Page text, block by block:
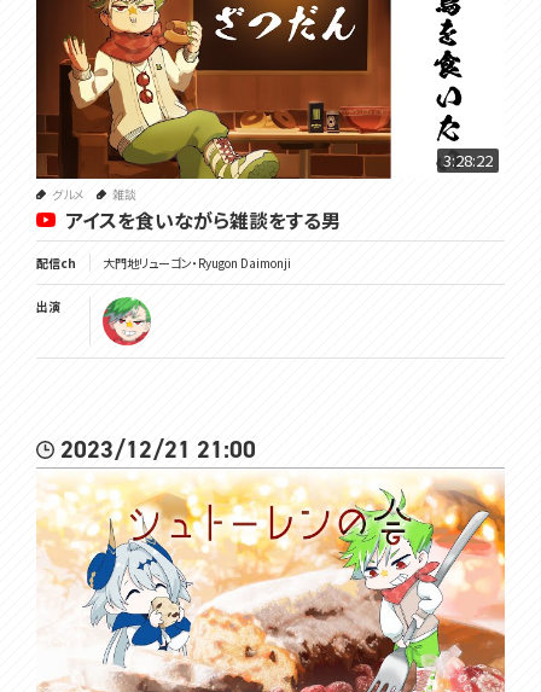
3:28:22
グルメ 雑談
アイスを食いながら雑談をする男
配信ch 大門地リューゴン・Ryugon Daimonji
出演
2023/12/21 21:00